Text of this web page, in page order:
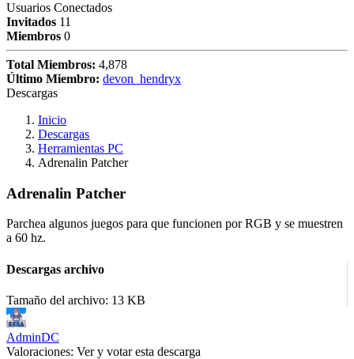
Usuarios Conectados
Invitados 11
Miembros 0
Total Miembros: 4,878
Último Miembro: devon_hendryx
Descargas
Inicio
Descargas
Herramientas PC
Adrenalin Patcher
Adrenalin Patcher
Parchea algunos juegos para que funcionen por RGB y se muestren
a 60 hz.
Descargas archivo
Tamaño del archivo: 13 KB
AdminDC
Valoraciones: Ver y votar esta descarga